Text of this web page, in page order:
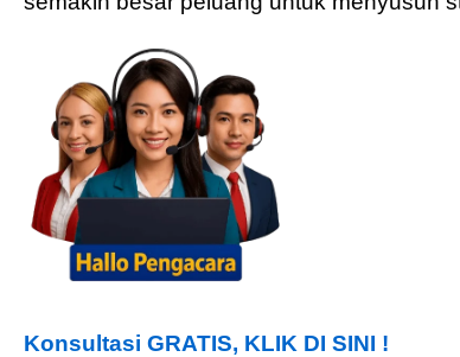
Konsultasi GRATIS, KLIK DI SINI !